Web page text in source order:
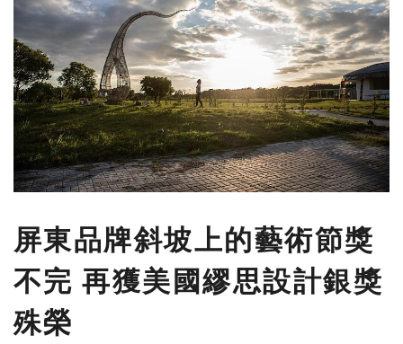
刊登
屏東品牌斜坡上的藝術節獎
不完 再獲美國繆思設計銀獎
殊榮